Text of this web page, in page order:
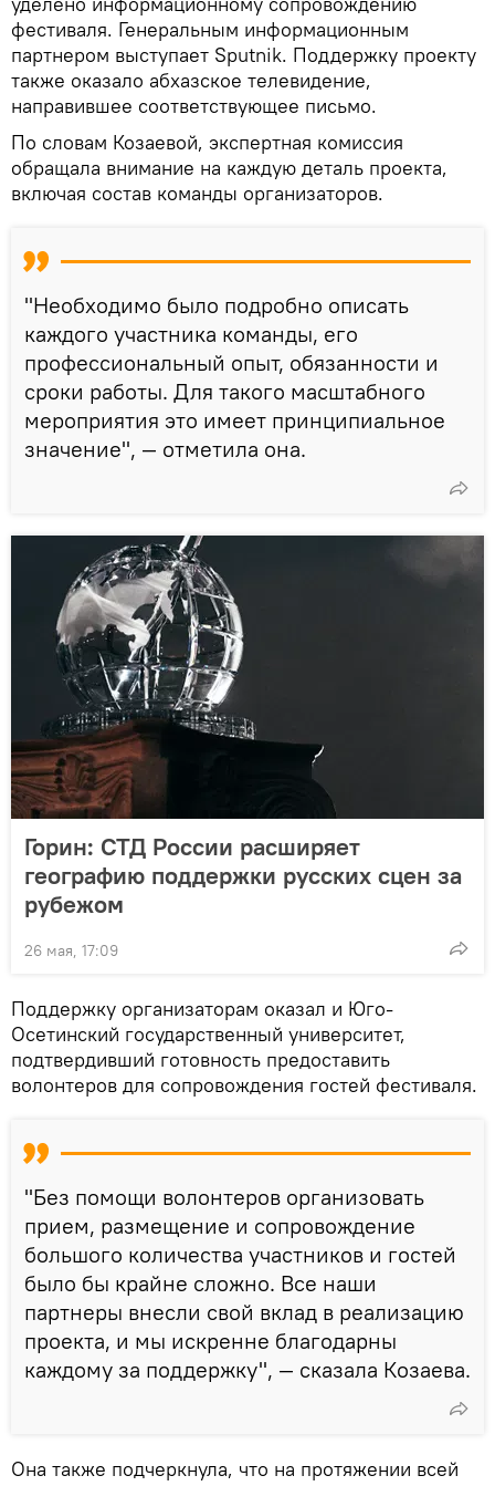
фестиваля. Генеральным информационным
партнером выступает Sputnik. Поддержку проекту
также оказало абхазское телевидение,
направившее соответствующее письмо.
По словам Козаевой, экспертная комиссия
обращала внимание на каждую деталь проекта,
включая состав команды организаторов.
"Необходимо было подробно описать
каждого участника команды, его
профессиональный опыт, обязанности и
сроки работы. Для такого масштабного
мероприятия это имеет принципиальное
значение", — отметила она.
Горин: СТД России расширяет
географию поддержки русских сцен за
рубежом
26 мая, 17:09
Поддержку организаторам оказал и Юго-
Осетинский государственный университет,
подтвердивший готовность предоставить
волонтеров для сопровождения гостей фестиваля.
"Без помощи волонтеров организовать
прием, размещение и сопровождение
большого количества участников и гостей
было бы крайне сложно. Все наши
партнеры внесли свой вклад в реализацию
проекта, и мы искренне благодарны
каждому за поддержку", — сказала Козаева.
Она также подчеркнула, что на протяжении всей